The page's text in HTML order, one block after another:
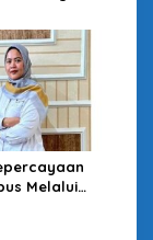
Melalui